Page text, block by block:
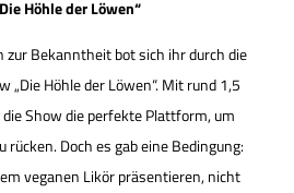
Höhle der Löwen“
zur Bekanntheit bot sich ihr durch die
„Die Höhle der Löwen“. Mit rund 1,5
Show die perfekte Plattform, um
rücken. Doch es gab eine Bedingung:
veganen Likör präsentieren, nicht